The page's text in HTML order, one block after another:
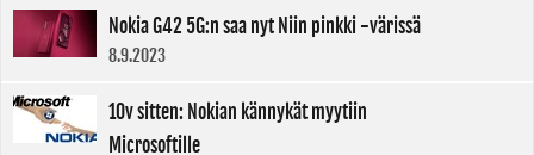
Nokia G42 5G:n saa nyt Niin pinkki -värissä
8.9.2023
10v sitten: Nokian kännykät myytiin
Microsoftille